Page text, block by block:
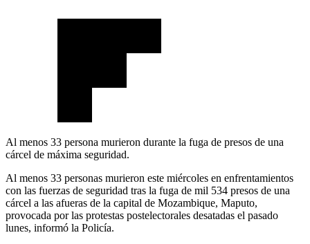
Al menos 33 persona murieron durante la fuga de presos de una
cárcel de máxima seguridad.
Al menos 33 personas murieron este miércoles en enfrentamientos
con las fuerzas de seguridad tras la fuga de mil 534 presos de una
cárcel a las afueras de la capital de Mozambique, Maputo,
provocada por las protestas postelectorales desatadas el pasado
lunes, informó la Policía.